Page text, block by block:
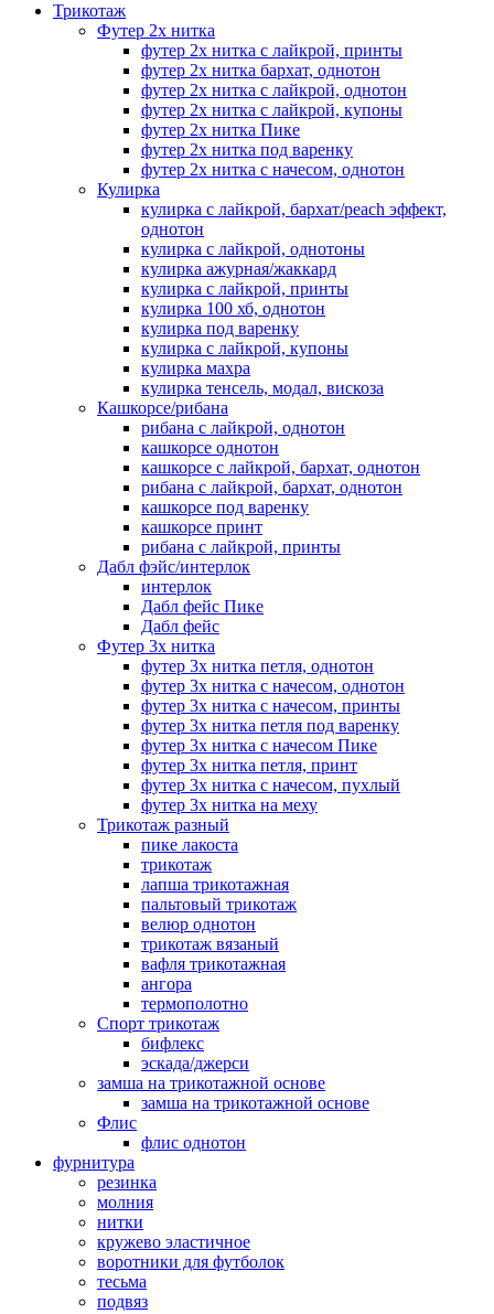
Трикотаж
Футер 2х нитка
футер 2х нитка с лайкрой, принты
футер 2х нитка бархат, однотон
футер 2х нитка с лайкрой, однотон
футер 2х нитка с лайкрой, купоны
футер 2х нитка Пике
футер 2х нитка под варенку
футер 2х нитка с начесом, однотон
Кулирка
кулирка с лайкрой, бархат/peach эффект,
однотон
кулирка с лайкрой, однотоны
кулирка ажурная/жаккард
кулирка с лайкрой, принты
кулирка 100 хб, однотон
кулирка под варенку
кулирка с лайкрой, купоны
кулирка махра
кулирка тенсель, модал, вискоза
Кашкорсе/рибана
рибана с лайкрой, однотон
кашкорсе однотон
кашкорсе с лайкрой, бархат, однотон
рибана с лайкрой, бархат, однотон
кашкорсе под варенку
кашкорсе принт
рибана с лайкрой, принты
Дабл фэйс/интерлок
интерлок
Дабл фейс Пике
Дабл фейс
Футер 3х нитка
футер 3х нитка петля, однотон
футер 3х нитка с начесом, однотон
футер 3х нитка с начесом, принты
футер 3х нитка петля под варенку
футер 3х нитка с начесом Пике
футер 3х нитка петля, принт
футер 3х нитка с начесом, пухлый
футер 3х нитка на меху
Трикотаж разный
пике лакоста
трикотаж
лапша трикотажная
пальтовый трикотаж
велюр однотон
трикотаж вязаный
вафля трикотажная
ангора
термополотно
Спорт трикотаж
бифлекс
эскада/джерси
замша на трикотажной основе
замша на трикотажной основе
Флис
флис однотон
фурнитура
резинка
молния
нитки
кружево эластичное
воротники для футболок
тесьма
подвяз